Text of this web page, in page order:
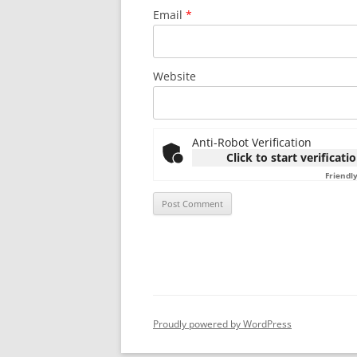
Email *
Website
Anti-Robot Verification
Click to start
Friendly
Proudly powered by WordPress